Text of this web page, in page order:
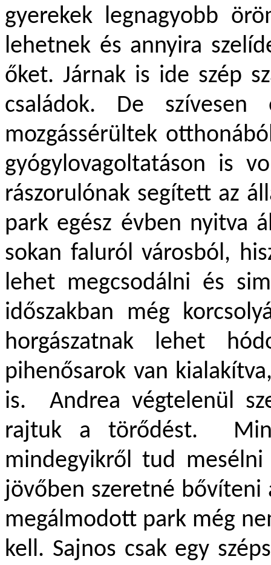
gyerekek legnagyobb
lehetnek és annyira
őket. Járnak is ide szép
családok. De
mozgássérültek
gyógylovagoltatáson is
rászorulónak segített az
park egész évben nyitva
sokan faluról városból,
lehet megcsodálni és
időszakban még
horgászatnak lehet
pihenősarok van
is. Andrea végtelenül
rajtuk a törődést.
mindegyikről tud
jövőben szeretné bővíteni
megálmodott park még
kell. Sajnos csak egy